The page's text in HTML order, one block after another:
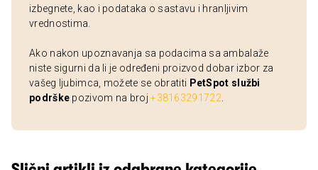
izbegnete, kao i podataka o sastavu i hranljivim
vrednostima.
Ako nakon upoznavanja sa podacima sa ambalaže
niste sigurni da li je određeni proizvod dobar izbor za
vašeg ljubimca, možete se obratiti PetSpot službi
podrške pozivom na broj+38163291722